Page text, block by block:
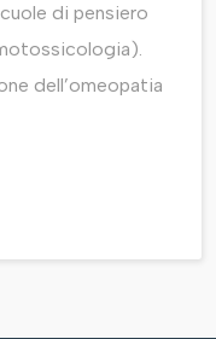
di pensiero
dell’omeopatia